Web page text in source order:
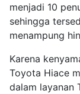
menjadi 10
sehingga
menampung
Karena
Toyota Hiace
dalam layanan